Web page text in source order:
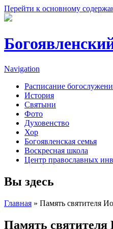
Перейти к основному
Navigation
Расписание
История
Святыни
Фото
Духовенство
Хор
Богоявленская семья
Воскресная школа
Центр православных
Вы здесь
Главная » Память святителя
Память святителя